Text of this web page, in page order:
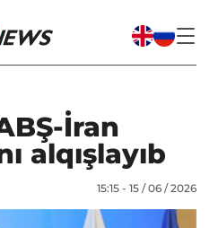
İran
alqışlayıb
15:15 - 15 / 06 / 2026